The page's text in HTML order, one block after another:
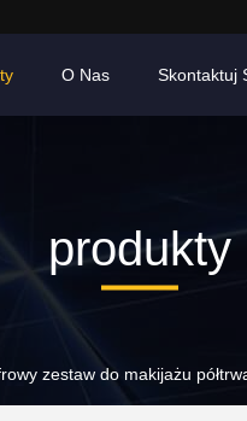
O Nas Skontaktuj
produkty
zestaw do makijażu